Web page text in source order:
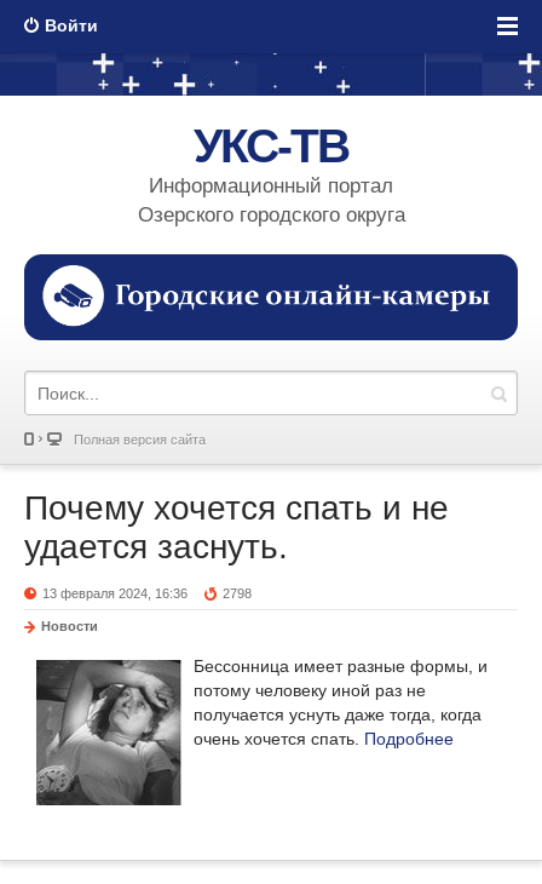
Войти
УКС-ТВ
Информационный портал
Озерского городского округа
Полная версия сайта
Почему хочется спать и не
удается заснуть.
13 февраля 2024, 16:36 2798
Новости
Бессонница имеет разные формы, и
потому человеку иной раз не
получается уснуть даже тогда, когда
очень хочется спать. Подробнее